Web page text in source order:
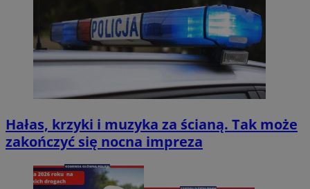
Hałas, krzyki i muzyka za ścianą. Tak może
zakończyć się nocna impreza